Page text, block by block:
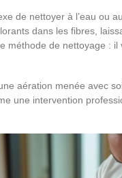
de nettoyer à l’eau ou
dans les fibres,
méthode de nettoyage :
aération menée avec
une intervention